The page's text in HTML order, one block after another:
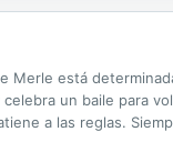
Merle está
un baile para
a las reglas.